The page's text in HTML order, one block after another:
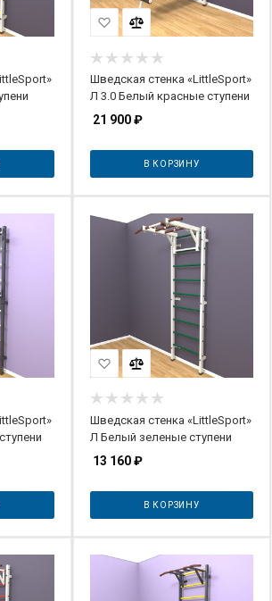
Шведская стенка «LittleSport»
Л 3.0 Белый красные ступени
21 900₽
В КОРЗИНУ
Шведская стенка «LittleSport»
Л Белый зеленые ступени
13 160₽
В КОРЗИНУ